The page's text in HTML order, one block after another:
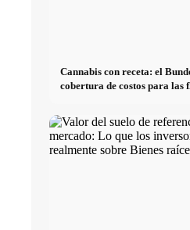
Cannabis con receta: el
cobertura de costos para las